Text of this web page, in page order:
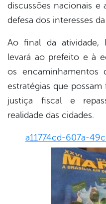
discussões nacionais e
defesa dos interesses
Ao final da atividade,
levará ao prefeito e à
os encaminhamentos
estratégias que
justiça fiscal e
realidade das cidades.
a11774cd-607a-